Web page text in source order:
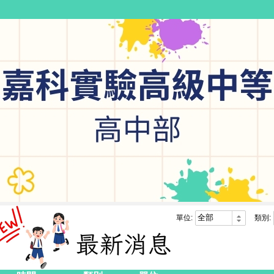
單位: 類別: